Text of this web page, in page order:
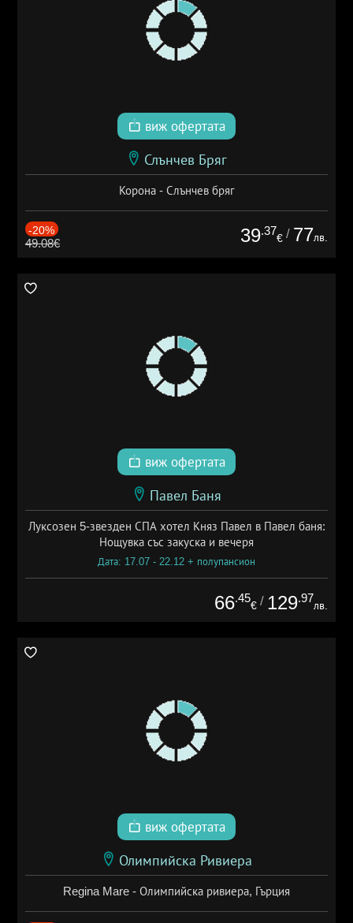
виж офертата
Слънчев Бряг
Корона - Слънчев бряг
-20%
49.08€ 39.37
€ / 77лв.
виж офертата
Павел Баня
Луксозен 5-звезден СПА хотел Княз Павел в Павел баня:
Нощувка със закуска и вечеря
Дата: 17.07 - 22.12 + полупансион
66.45
€ / 129.97
лв.
виж офертата
Олимпийска Ривиера
Regina Mare - Олимпийска ривиера, Гърция